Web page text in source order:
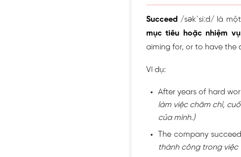
Succeed /səkˈsiːd/ là một
mục tiêu hoặc nhiệm
aiming for, or to have the
Ví dụ:
After years of hard
làm việc chăm chỉ,
của mình.)
The company
thành công trong việc